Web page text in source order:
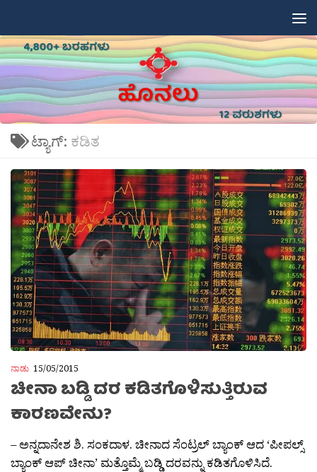
ಟ್ಯಾಗ್: ಕಡಿತ
ನಾಡು 15/05/2015
ಚೀನಾ ಬಡ್ಡಿ ದರ ಕಡಿತಗೊಳಿಸುತ್ತಿರುವ
ಕಾರಣವೇನು?
– ಅನ್ನದಾನೇಶ ಶಿ. ಸಂಕದಾಳ. ಚೀನಾದ ಸೆಂಟ್ರಲ್ ಬ್ಯಾಂಕ್ ಆದ ‘ಪೀಪಲ್ಸ್
ಬ್ಯಾಂಕ್ ಆಪ್ ಚೀನಾ’ ಮತ್ತೊಮ್ಮೆ ಬಡ್ಡಿ ದರವನ್ನು ಕಡಿತಗೊಳಿಸಿದೆ.